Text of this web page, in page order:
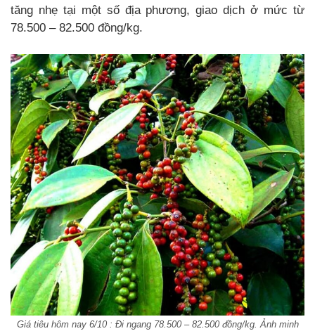
tăng nhẹ tại một số địa phương, giao dịch ở mức từ
78.500 – 82.500 đồng/kg.
Giá tiêu hôm nay 6/10 : Đi ngang 78.500 – 82.500 đồng/kg. Ảnh minh